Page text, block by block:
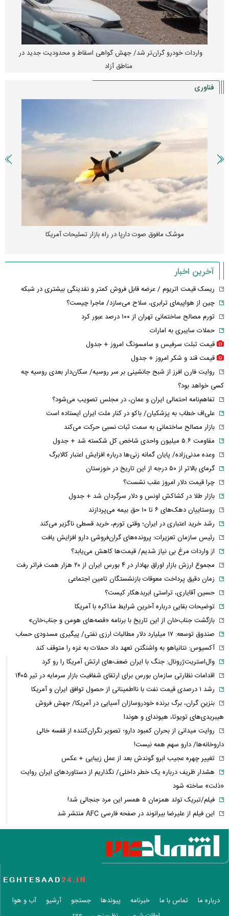
واردات خودرو گران‌تر شد/ جهش گواهی اسقاط و محدودیت جدید در
مناطق آزاد
فناوری
موشک مافوق صوت دارپا در راه بازار تسلیحات آمریکا
آخرین اخبار
ریسک قیمت اتریوم / عرضه قابل فروش کمتر و نقدینگی بیشتری در شبکه
چین از هواپیمای ترابری، سلاح می‌سازد/ ماجرا چیست؟
تورم مصالح ساختمانی تهران از ۱۰۰ درصد عبور کرد
حملات سایبری به امارات
قیمت تبلت سرفیس و سامسونگ امروز + جدول
قیمت قند و شکر امروز + جدول
روایت فارن افرز از شبح جانشینی بر سر روسیه/ سکان‌دار بعدی روسیه چه
کسی خواهد بود؟
تفاهم‌نامه احتمالی ایران و عمان، در مجلس تصویب می‌شود؟
علی‌اف خطاب به پزشکیان/ باکو در کنار ملت ایران ایستاده است
بازار مصالح ساختمانی به سمت ثبات نسبی حرکت می‌کند
مقاومت ۵.۶ میلیون واحدی شاخص کل شکسته شد + جدول
وعده مدنی‌زاده/ پایان گمانه زنی‌ها درباره افزایش اعتبار کالابرگ
گرمای بالاتر از ۵۰ درجه از این تاریخ در خوزستان
چرا قیمت دلار امروز عقب نشست؟
بازار طلا در کشاکش اونس و دلار سرگردان شد + جدول
روستاییان دهک‌های ۶ تا ۱۰ حق بیمه می‌پردازند
رشد خرید اعتباری در ایران؛ وقتی تورم، خرید قسطی ناگزیر می‌کند
رئیس سازمان تعزیرات: پرونده‌های گران‌فروشی دارو افزایش یافت
از واردات مرغ بی نیاز شدیم/ قیمت‌ها کاهش می‌یابد؟
مجموع ارزش بازار اوراق بهادار در ۴ بورس ایران از ۲۰ هزار همت فراتر رفت
زمان دقیق پرداخت معوقات بازنشستگان تامین اجتماعی
حسین آقایاری، تراستی ابربدهکار کیست؟
توضیحات بقایی درباره آخرین شرایط مذاکره با آمریکا
بازگشت جناب‌خان از این تاریخ با برنامه «قصه‌های هومن و جناب‌خان»
صندوق توسعه: ۱۷ میلیارد دلار مطالبات ارزی نفتی/ پیگیری مسدودی حساب
آکسیوس: نتانیاهو به واشنگتن تعهد داد حملات به غزه را متوقف کند
وال‌استریت‌ژرونال: جنگ با ایران ضعف‌های ارتش آمریکا را رو کرد
اقدامات نظارتی سازمان بورس برای ارتقای شفافیت بازار سرمایه در تیر ۱۴۰۵
رشد ۱ درصدی قیمت نفت با نااطمینانی از حصول توافق ایران و آمریکا
بنزینِ گران، برگ برنده خودروسازان آسیایی در آمریکا/ جهش فروش
هیبریدی‌های تویوتا، هیوندای و هوندا
روایت میدانی از بحران کمبود دارو؛ تصویر نگران‌کننده از قفسه خالی
داروخانه‌ها/ دارو سهم همه نیست!
تغییر چهره عجیب ابرو گوندش بعد از عمل زیبایی + عکس
هشدار ظریف درباره یک خطر داخلی/ نگذاریم از دستاوردهای ایران روایت
«ذلت» ساخته شود
فیلم/تبریک تولد همزمان ۵ همسر این مرد جنجالی شد!
این فیلم از علیرضا بیرانوند در صفحه فارسی AFC منتشر شد
فارن پالیسی: موضوع ایران در اختیار دولت آتی اسرائیل نیست/ اپوزیسیون،
این بار نتانیاهو را از پای در می‌آورند؟
آلت‌کوین‌ها در دوئل صعود و سقوط/ سولانا سبزپوش شد، شیبا و گرام زیر
فیلم/ تفحص اهالی میناب برای یافتن پیکر شهدای مدرسه شجره طیبه
عکس زیرخاکی از محبوبترین محله تهران ۵۰ سال
دلیل ۱۵ روز بی‌خبری از حمیدرضا رجب‌زاده فاش شد / مداح جوان چگونه به
درباره ما تماس با ما خبرنامه پیوندها جستجو آرشیو
آب و هوا